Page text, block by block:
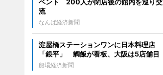
流
なんば経済新聞
淀屋橋ステーションワンに日本料理店
「銀平」 鯛飯が看板、大阪は5店舗目
船場経済新聞